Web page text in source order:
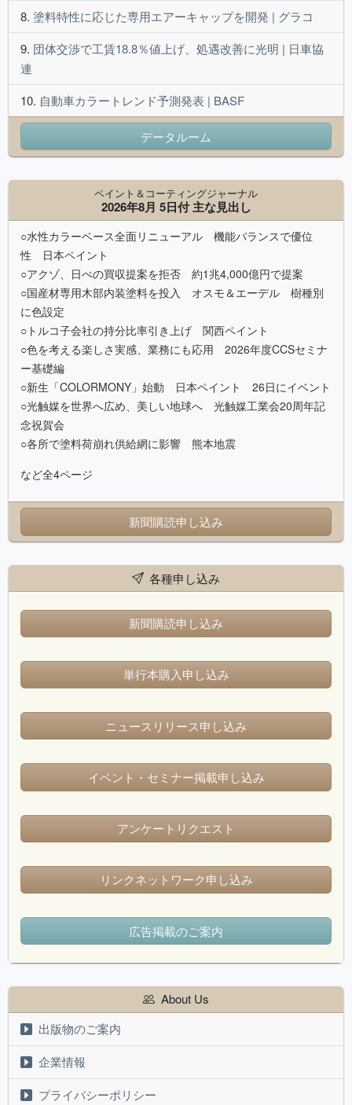
塗料特性に応じた専用エアーキャップを開発 | グラコ
団体交渉で工賃18.8％値上げ、処遇改善に光明 | 日車協
連
自動車カラートレンド予測発表 | BASF
データルーム
ペイント＆コーティングジャーナル
2026年8月 5日付 主な見出し
○水性カラーベース全面リニューアル 機能バランスで優位
性 日本ペイント
○アクゾ、日ぺの買収提案を拒否 約1兆4,000億円で提案
○国産材専用木部内装塗料を投入 オスモ＆エーデル 樹種別
に色設定
○トルコ子会社の持分比率引き上げ 関西ペイント
○色を考える楽しさ実感、業務にも応用 2026年度CCSセミナ
ー基礎編
○新生「COLORMONY」始動 日本ペイント 26日にイベント
○光触媒を世界へ広め、美しい地球へ 光触媒工業会20周年記
念祝賀会
○各所で塗料荷崩れ供給網に影響 熊本地震
など全4ページ
新聞購読申し込み
各種申し込み
新聞購読申し込み
単行本購入申し込み
ニュースリリース申し込み
イベント・セミナー掲載申し込み
アンケートリクエスト
リンクネットワーク申し込み
広告掲載のご案内
About Us
出版物のご案内
企業情報
プライバシーポリシー